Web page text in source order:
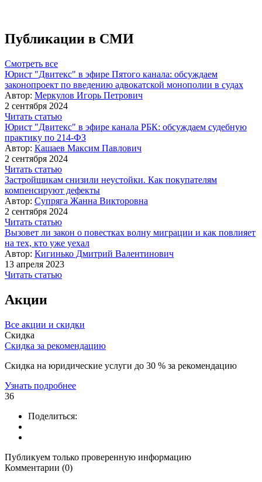
Публикации в СМИ
Смотреть все
Юрист "Двитекс" в эфире Пятого канала: обсуждаем
законопроект по введению адвокатской монополии в судах
Автор: Меркулов Игорь Петрович
2 сентября 2024
Читать статью
Юрист "Двитекс" в эфире канала РБК: обсуждаем судебную
практику по 214-ФЗ
Автор: Кашаев Максим Павлович
2 сентября 2024
Читать статью
Застройщикам снизили неустойки. Как покупателям
компенсируют дефекты
Автор: Супряга Жанна Викторовна
2 сентября 2024
Читать статью
Вызовет ли закон о повестках волну миграции и как повлияет
на тех, кто уже уехал
Автор: Кигинько Дмитрий Валентинович
13 апреля 2023
Читать статью
Акции
Все акции и скидки
Скидка
Скидка за рекомендацию
Скидка на юридические услуги до 30 % за рекомендацию
Узнать подробнее
36
Поделиться:
Публикуем только проверенную информацию
Комментарии (0)